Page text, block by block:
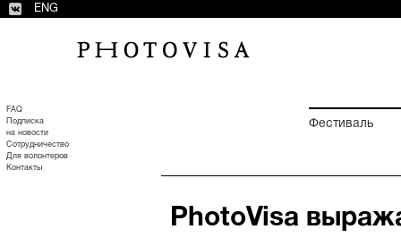
ENG
Фестиваль
FAQ
Подписка
на новости
Сотрудничество
Для волонтеров
Контакты
PhotoVisa